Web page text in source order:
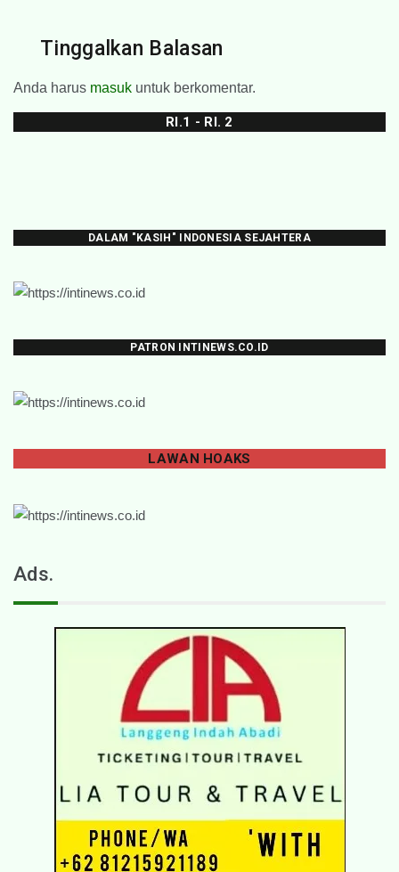
Tinggalkan Balasan
Anda harus masuk untuk berkomentar.
RI.1 - RI. 2
DALAM "KASIH" INDONESIA SEJAHTERA
PATRON INTINEWS.CO.ID
LAWAN HOAKS
Ads.